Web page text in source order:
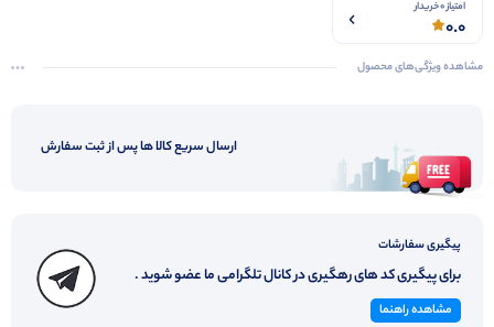
امتیاز 0 خریدار
0.0
مشاهده ویژگی‌های محصول
ارسال سریع کالا ها پس از ثبت سفارش
پیگیری سفارشات
برای پیگیری کد های رهگیری در کانال تلگرامی ما عضو شوید .
مشاهده راهنما